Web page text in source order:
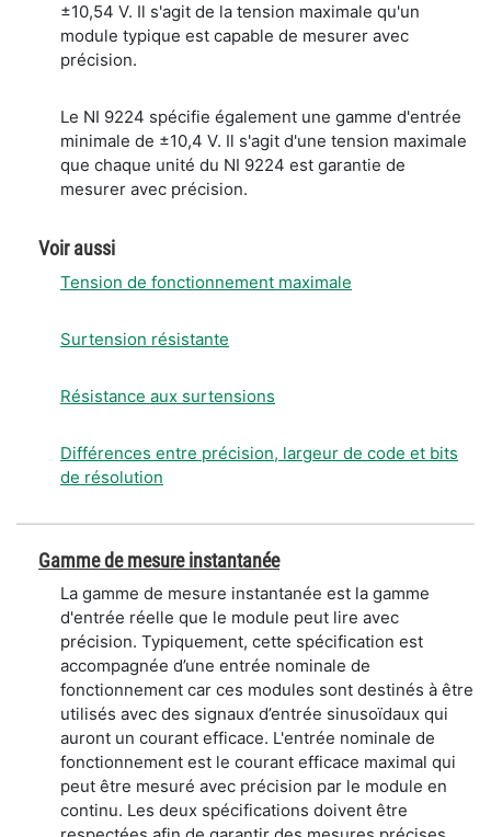
±10,54 V. Il s'agit de la tension maximale qu'un
module typique est capable de mesurer avec
précision.
Le NI 9224 spécifie également une gamme d'entrée
minimale de ±10,4 V. Il s'agit d'une tension maximale
que chaque unité du NI 9224 est garantie de
mesurer avec précision.
Voir aussi
Tension de fonctionnement maximale
Surtension résistante
Résistance aux surtensions
Différences entre précision, largeur de code et bits
de résolution
Gamme de mesure instantanée
La gamme de mesure instantanée est la gamme
d'entrée réelle que le module peut lire avec
précision. Typiquement, cette spécification est
accompagnée d’une entrée nominale de
fonctionnement car ces modules sont destinés à être
utilisés avec des signaux d’entrée sinusoïdaux qui
auront un courant efficace. L'entrée nominale de
fonctionnement est le courant efficace maximal qui
peut être mesuré avec précision par le module en
continu. Les deux spécifications doivent être